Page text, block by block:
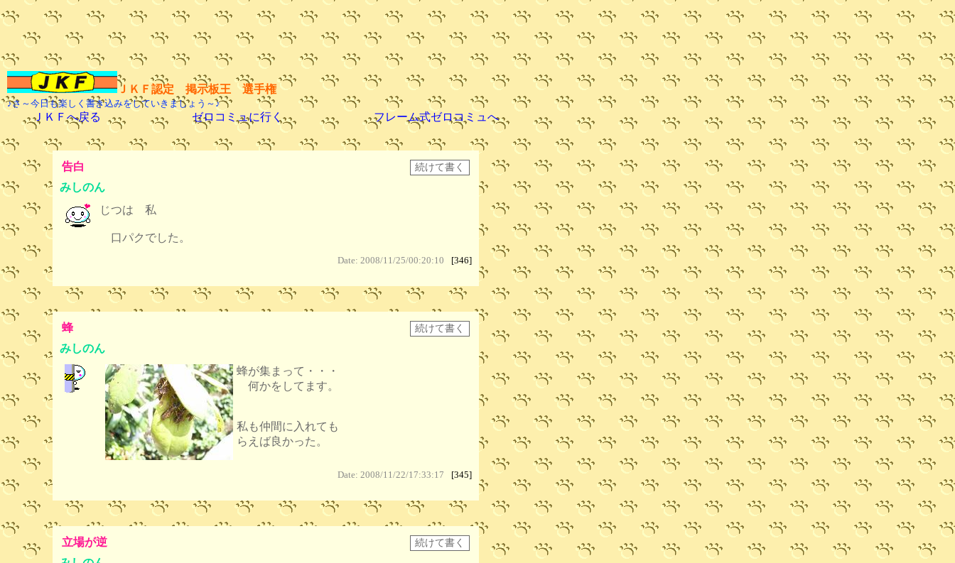
ＪＫＦ認定 掲示板王 選手権
♪さ～今日も楽しく書き込みをしていきましょう～♪
ＪＫＦへ戻る ゼロコミュに行く フレーム式ゼロコミュへ
告白
みしのん
じつは 私
口パクでした。
Date: 2008/11/25/00:20:10 [346]
蜂
みしのん
蜂が集まって・・・
何かをしてます。
私も仲間に入れても
らえば良かった。
Date: 2008/11/22/17:33:17 [345]
立場が逆